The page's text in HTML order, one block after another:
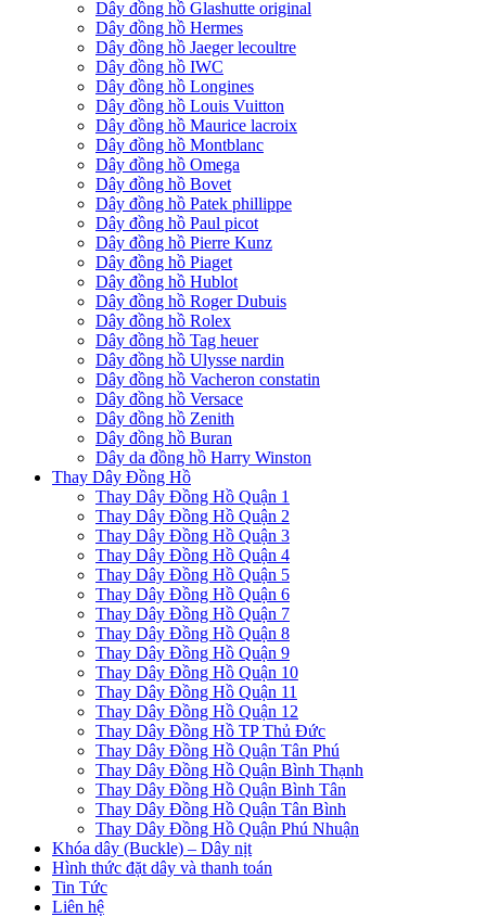
Dây đồng hồ Glashutte original
Dây đồng hồ Hermes
Dây đồng hồ Jaeger lecoultre
Dây đồng hồ IWC
Dây đồng hồ Longines
Dây đồng hồ Louis Vuitton
Dây đồng hồ Maurice lacroix
Dây đồng hồ Montblanc
Dây đồng hồ Omega
Dây đồng hồ Bovet
Dây đồng hồ Patek phillippe
Dây đồng hồ Paul picot
Dây đồng hồ Pierre Kunz
Dây đồng hồ Piaget
Dây đồng hồ Hublot
Dây đồng hồ Roger Dubuis
Dây đồng hồ Rolex
Dây đồng hồ Tag heuer
Dây đồng hồ Ulysse nardin
Dây đồng hồ Vacheron constatin
Dây đồng hồ Versace
Dây đồng hồ Zenith
Dây đồng hồ Buran
Dây da đồng hồ Harry Winston
Thay Dây Đồng Hồ
Thay Dây Đồng Hồ Quận 1
Thay Dây Đồng Hồ Quận 2
Thay Dây Đồng Hồ Quận 3
Thay Dây Đồng Hồ Quận 4
Thay Dây Đồng Hồ Quận 5
Thay Dây Đồng Hồ Quận 6
Thay Dây Đồng Hồ Quận 7
Thay Dây Đồng Hồ Quận 8
Thay Dây Đồng Hồ Quận 9
Thay Dây Đồng Hồ Quận 10
Thay Dây Đồng Hồ Quận 11
Thay Dây Đồng Hồ Quận 12
Thay Dây Đồng Hồ TP Thủ Đức
Thay Dây Đồng Hồ Quận Tân Phú
Thay Dây Đồng Hồ Quận Bình Thạnh
Thay Dây Đồng Hồ Quận Bình Tân
Thay Dây Đồng Hồ Quận Tân Bình
Thay Dây Đồng Hồ Quận Phú Nhuận
Khóa dây (Buckle) – Dây nịt
Hình thức đặt dây và thanh toán
Tin Tức
Liên hệ